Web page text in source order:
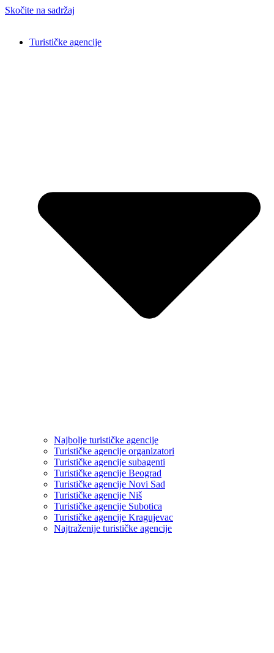
Skočite na sadržaj
Turističke agencije
Najbolje turističke agencije
Turističke agencije organizatori
Turističke agencije subagenti
Turističke agencije Beograd
Turističke agencije Novi Sad
Turističke agencije Niš
Turističke agencije Subotica
Turističke agencije Kragujevac
Najtraženije turističke agencije